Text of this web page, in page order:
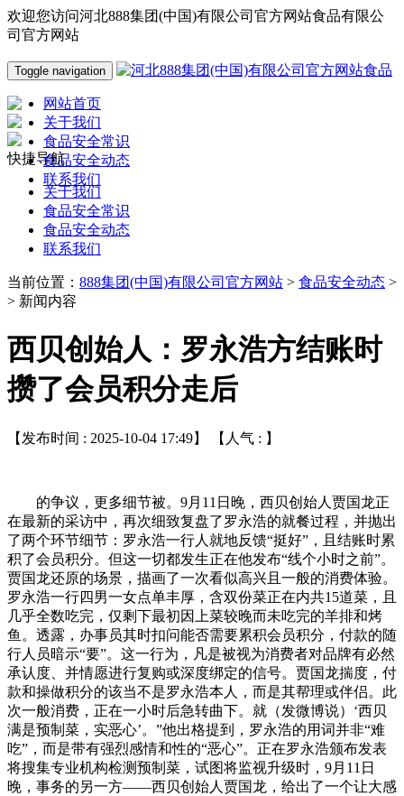
欢迎您访问河北888集团(中国)有限公司官方网站食品有限公
司官方网站
Toggle navigation
网站首页
关于我们
食品安全常识
食品安全动态
联系我们
快捷导航
关于我们
食品安全常识
食品安全动态
联系我们
当前位置： 888集团(中国)有限公司官方网站 > 食品安全动态 >
> 新闻内容
西贝创始人：罗永浩方结账时
攒了会员积分走后
【发布时间 : 2025-10-04 17:49】 【人气 : 】
的争议，更多细节被。9月11日晚，西贝创始人贾国龙正
在最新的采访中，再次细致复盘了罗永浩的就餐过程，并抛出
了两个环节细节：罗永浩一行人就地反馈“挺好”，且结账时累
积了会员积分。但这一切都发生正在他发布“线个小时之前”。
贾国龙还原的场景，描画了一次看似高兴且一般的消费体验。
罗永浩一行四男一女点单丰厚，含双份菜正在内共15道菜，且
几乎全数吃完，仅剩下最初因上菜较晚而未吃完的羊排和烤
鱼。透露，办事员其时扣问能否需要累积会员积分，付款的随
行人员暗示“要”。这一行为，凡是被视为消费者对品牌有必然
承认度、并情愿进行复购或深度绑定的信号。贾国龙揣度，付
款和操做积分的该当不是罗永浩本人，而是其帮理或伴侣。此
次一般消费，正在一小时后急转曲下。就（发微博说）‘西贝
满是预制菜，实恶心’。”他出格提到，罗永浩的用词并非“难
吃”，而是带有强烈感情和性的“恶心”。正在罗永浩颁布发表
将搜集专业机构检测预制菜，试图将监视升级时，9月11日
晚，事务的另一方——西贝创始人贾国龙，给出了一个让大感